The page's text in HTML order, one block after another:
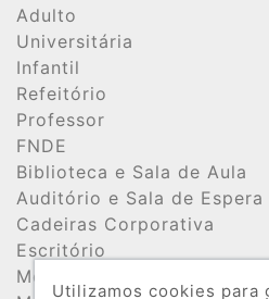
Utilizamos cookies para
Adulto
Universitária
Infantil
Refeitório
Professor
FNDE
Biblioteca e Sala de Aula
Auditório e Sala de Espera
Cadeiras Corporativa
Escritório
Móveis de Aço